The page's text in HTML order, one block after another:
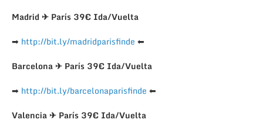
Madrid ✈ París 39€ Ida/Vuelta
➡ http://bit.ly/madridparisfinde ⬅
Barcelona ✈ París 39€ Ida/Vuelta
➡ http://bit.ly/barcelonaparisfinde ⬅
Valencia ✈ París 39€ Ida/Vuelta